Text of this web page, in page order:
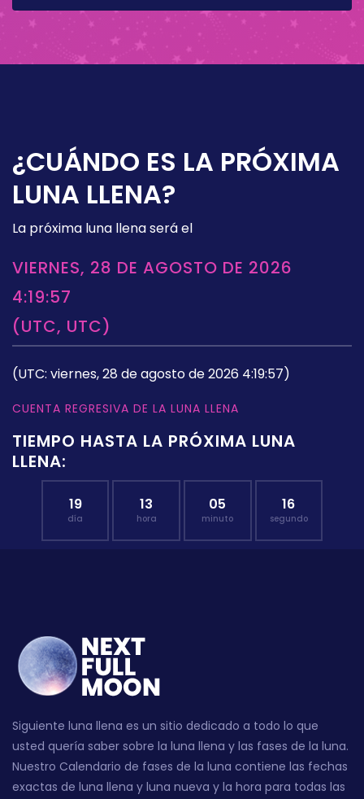
¿CUÁNDO ES LA PRÓXIMA
LUNA LLENA?
La próxima luna llena será el
VIERNES, 28 DE AGOSTO DE 2026
4:19:57
(UTC, UTC)
(UTC: viernes, 28 de agosto de 2026 4:19:57)
CUENTA REGRESIVA DE LA LUNA LLENA
TIEMPO HASTA LA PRÓXIMA LUNA
LLENA:
19
día
13
hora
05
minuto
16
segundo
Siguiente luna llena es un sitio dedicado a todo lo que
usted quería saber sobre la luna llena y las fases de la luna.
Nuestro Calendario de fases de la luna contiene las fechas
exactas de luna llena y luna nueva y la hora para todas las